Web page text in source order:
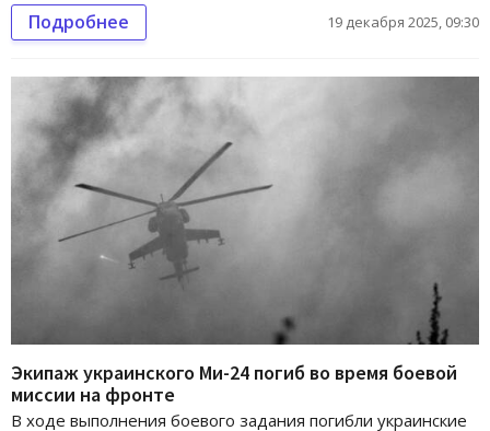
Подробнее 19 декабря 2025, 09:30
Экипаж украинского Ми-24 погиб во время боевой
миссии на фронте
В ходе выполнения боевого задания погибли украинские